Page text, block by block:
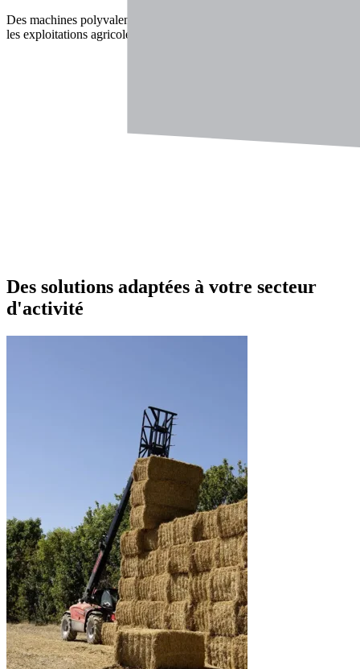
Des machines polyvalentes et robustes, pensées pour
les exploitations agricoles modernes.
Des solutions adaptées à votre secteur
d'activité